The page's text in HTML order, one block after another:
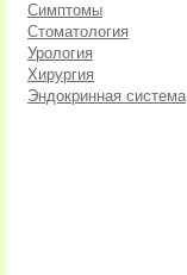
Симптомы
Стоматология
Урология
Хирургия
Эндокринная система